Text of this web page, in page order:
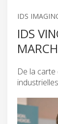
IDS
IDS
De la carte